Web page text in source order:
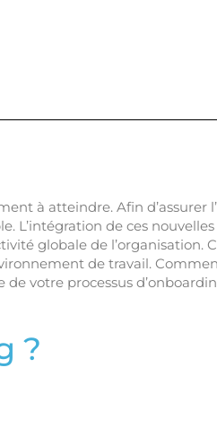
à atteindre. Afin d’assurer
L’intégration de ces
globale de l’organisation.
de travail.
votre processus
?